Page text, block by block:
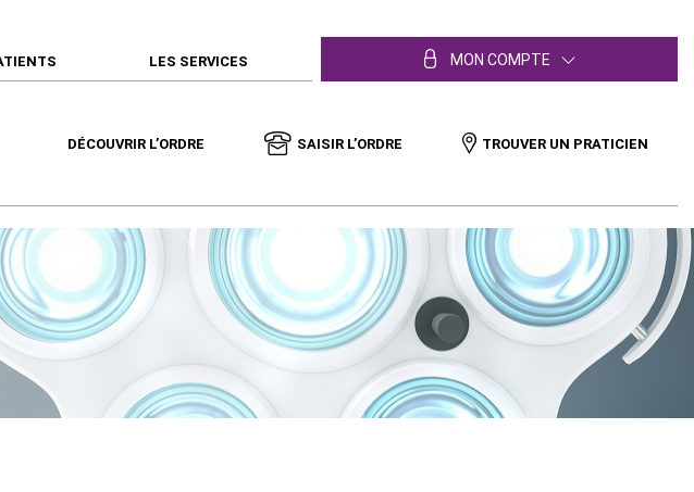
LES SERVICES MON COMPTE
DÉCOUVRIR L’ORDRE SAISIR L’ORDRE TROUVER UN PRATICIEN